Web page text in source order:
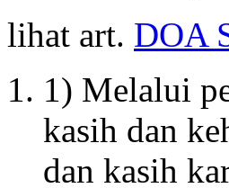
lihat art. DOA
1) Melalui
kasih dan
dan kasih